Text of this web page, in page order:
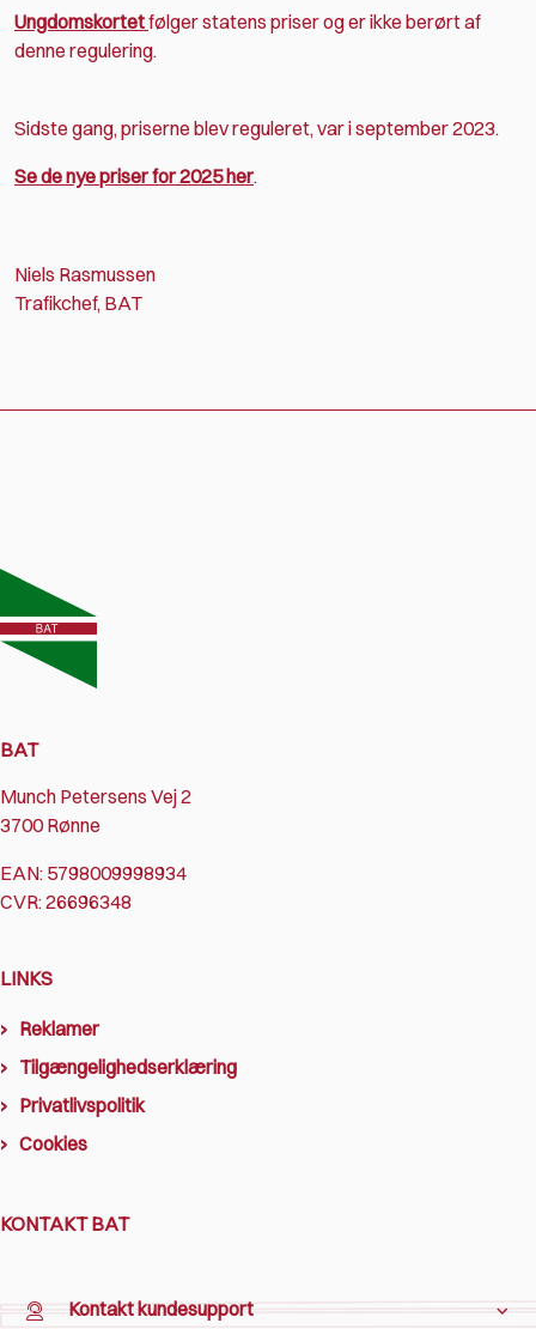
Ungdomskortetfølger statens priser og er ikke berørt af
denne regulering.
Sidste gang, priserne blev reguleret, var i september 2023.
Se de nye priser for 2025 her.
Niels Rasmussen
Trafikchef, BAT
BAT
Munch Petersens Vej 2
3700 Rønne
EAN: 5798009998934
CVR: 26696348
LINKS
Reklamer
Tilgængelighedserklæring
Privatlivspolitik
Cookies
KONTAKT BAT
Kontakt kundesupport